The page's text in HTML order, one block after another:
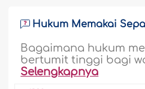
Hukum Memakai
Bagaimana hukum
bertumit tinggi bagi
Selengkapnya